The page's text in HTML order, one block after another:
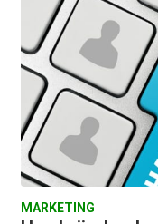
MARKETING